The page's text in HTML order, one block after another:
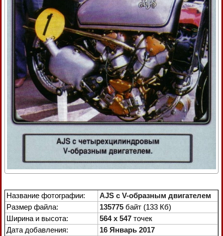
Название фотографии:
AJS с V-образным двигателем
Размер файла:
135775 байт (133 Кб)
Ширина и высота:
564 x 547 точек
Дата добавления:
16 Январь 2017